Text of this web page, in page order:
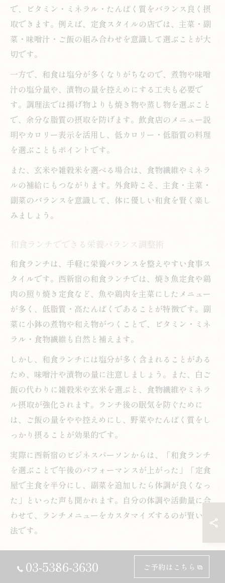
で、ビタミン・ミネラル・たんぱく質をバランス良く摂
取できます。例えば、定食スタイルの店では、主菜・副
菜・味噌汁・ご飯の組み合わせを意識して選ぶことが大
切です。
一方で、和食は塩分が多くなりがちなので、煮物や味噌
汁の塩分量や、漬物の量を控えめにする工夫も必要で
す。調理法では揚げ物よりも焼き物や蒸し物を選ぶこと
で、余分な脂質の摂取を防げます。飲食店のメニュー説
明やカロリー表示を活用し、低カロリー・低脂質の料理
を選ぶこともポイントです。
また、玄米や雑穀米を選べる場合は、食物繊維やミネラ
ルの補給にもつながります。外食時こそ、主食・主菜・
副菜のバランスを意識して、体に優しい和食を賢く楽し
みましょう。
和食ランチでできる栄養バランス調整術
和食ランチは、手軽に栄養バランスを整えやすい食事ス
タイルです。西新宿の和食ランチでは、焼き魚定食や鶏
肉の照り焼き定食など、魚や鶏肉を主菜にしたメニュー
が多く、低脂質・高たんぱくであることが特徴です。副
菜に小鉢の煮物や和え物がつくことで、ビタミン・ミネ
ラル・食物繊維も自然と補えます。
しかし、和食ランチには塩分が多く含まれることがある
ため、味噌汁や漬物の量に注意しましょう。また、白ご
飯の代わりに雑穀米や玄米を選ぶと、食物繊維やミネラ
ル摂取が強化されます。ランチ後の眠気を防ぐために
は、ご飯の量をやや控えめにし、野菜やたんぱく質をし
っかり摂ることが効果的です。
実際に西新宿のビジネスパーソンからは、「和食ランチ
を選ぶことで午後のパフォーマンスが上がった」「定食
屋で主食を半分にし、副菜を追加したら体調が良くなっ
た」といった声も聞かれます。自分の体調や活動量に合
わせて、ランチメニューをカスタマイズするのが賢い方
法です。
和食ディナーで気を付けたいポイント解説
和食ディナーでは、夜遅い時間の食事やお酒との組み合
03-5386-3630 ご予約はこちら